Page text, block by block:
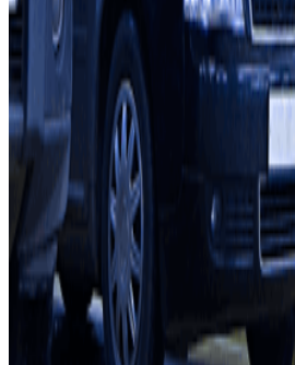
Filialen
Contact
Neem contact met ons op
FAQ
Je kunt deze betaalmethoden
Servicevoorwaarden
Annuleringsvoorwaarden
Cookiebeleid